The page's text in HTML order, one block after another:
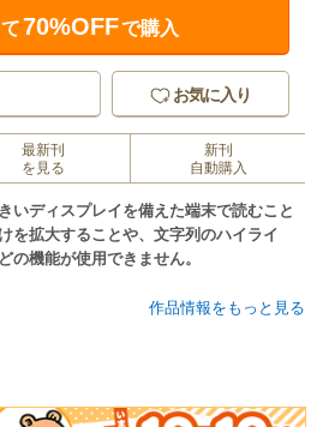
70%OFFで購入
お気に入り
最新刊
を見る
新刊
自動購入
いディスプレイを備えた端末で読むこと
を拡大することや、文字列のハイライ
の機能が使用できません。
技術を、写真にわかりやすい解説を添え
ラー写真と詳細図で紹介する。
作品情報をもっと見る